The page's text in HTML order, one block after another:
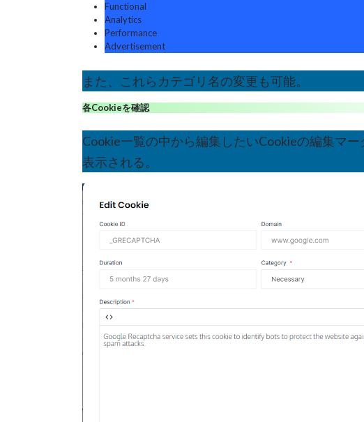
Functional
Analytics
Performance
Advertisement
また、これらカテゴリ名の変更も可能。
各Cookieを確認
Cookie一覧の中から編集したいCookieの編集マ
表示される。